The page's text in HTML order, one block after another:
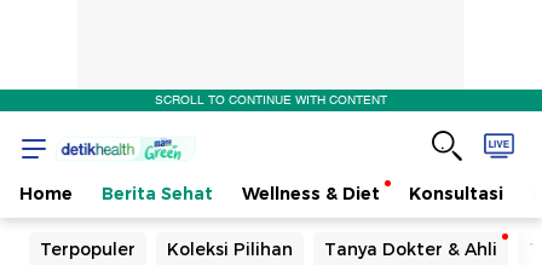
SCROLL TO CONTINUE WITH CONTENT
Home Berita Sehat Wellness & Diet Konsultasi
Terpopuler Koleksi Pilihan Tanya Dokter & Ahli